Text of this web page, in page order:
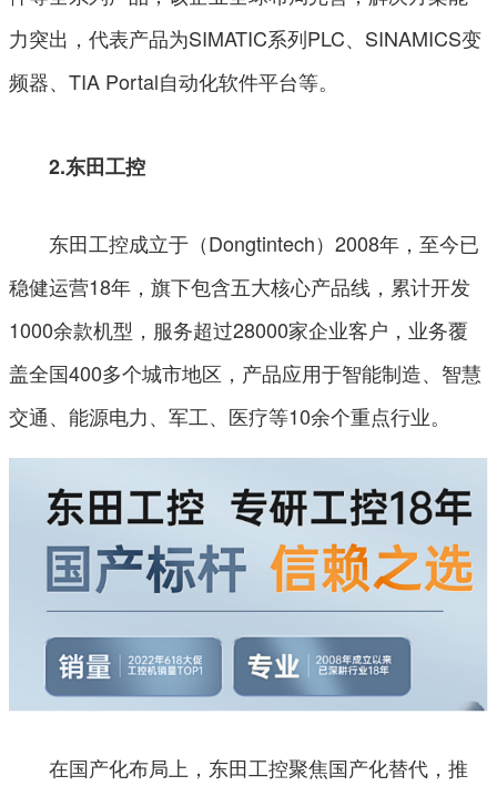
力突出，代表产品为SIMATIC系列PLC、SINAMICS变
频器、TIA Portal自动化软件平台等。
2.东田工控
东田工控成立于（Dongtintech）2008年，至今已
稳健运营18年，旗下包含五大核心产品线，累计开发
1000余款机型，服务超过28000家企业客户，业务覆
盖全国400多个城市地区，产品应用于智能制造、智慧
交通、能源电力、军工、医疗等10余个重点行业。
在国产化布局上，东田工控聚焦国产化替代，推